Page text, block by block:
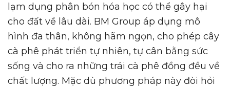
lạm dụng phân bón hóa học có thể gây hại
cho đất về lâu dài. BM Group áp dụng mô
hình đa thân, không hãm ngọn, cho phép cây
cà phê phát triển tự nhiên, tự cân bằng sức
sống và cho ra những trái cà phê đồng đều về
chất lượng. Mặc dù phương pháp này đòi hỏi